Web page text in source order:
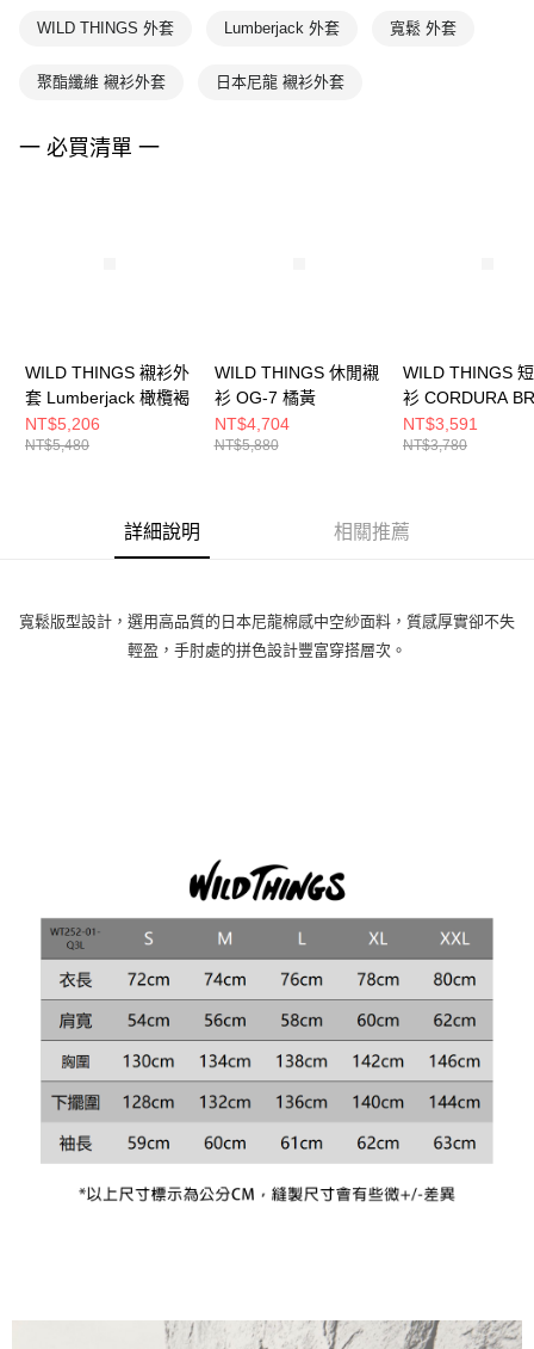
WILD THINGS 外套 Lumberjack 外套 寬鬆 外套
聚酯纖維 襯衫外套 日本尼龍 襯衫外套
一 必買清單 一
WILD THINGS 襯衫外
套 Lumberjack 橄欖褐
NT$5,206
NT$5,480
WILD THINGS 休閒襯
衫 OG-7 橘黃
NT$4,704
NT$5,880
WILD THINGS
衫 CORDURA
紫
NT$3,591
NT$3,780
詳細說明 相關推薦
寬鬆版型設計，選用高品質的日本尼龍棉感中空紗面料，質感厚實卻不失
輕盈，手肘處的拼色設計豐富穿搭層次。